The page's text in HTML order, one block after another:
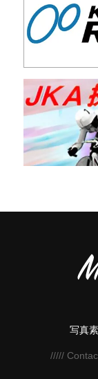
写真
/////